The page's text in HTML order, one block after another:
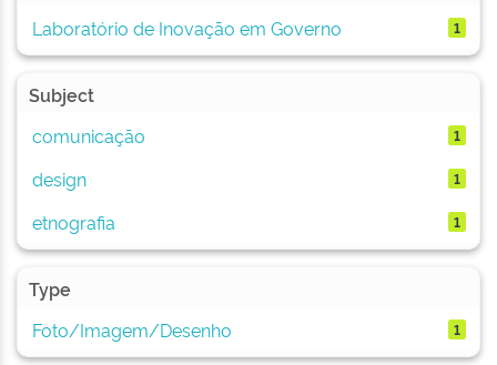
Laboratório de Inovação em Governo
1
Subject
comunicação
1
design 1
etnografia 1
Type
Foto/Imagem/Desenho
1